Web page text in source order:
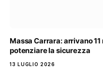
Massa Carrara: arrivano
potenziare la sicurezza
13 LUGLIO 2026